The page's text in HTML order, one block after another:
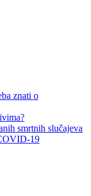
znati o
smrtnih slučajeva
19